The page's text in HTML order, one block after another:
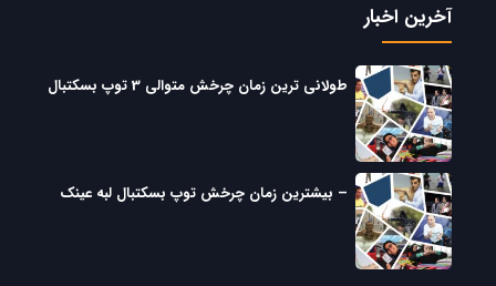
آخرین اخبار
طولانی ترین زمان چرخش متوالی 3 توپ بسکتبال
– بیشترین زمان چرخش توپ بسکتبال لبه عینک